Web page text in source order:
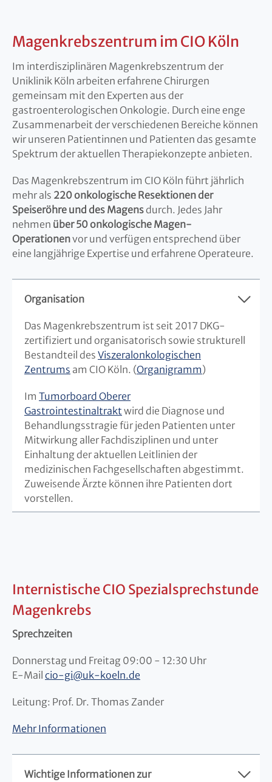
Magenkrebszentrum im CIO Köln
Im interdisziplinären Magenkrebszentrum der
Uniklinik Köln arbeiten erfahrene Chirurgen
gemeinsam mit den Experten aus der
gastroenterologischen Onkologie. Durch eine enge
Zusammenarbeit der verschiedenen Bereiche können
wir unseren Patientinnen und Patienten das gesamte
Spektrum der aktuellen Therapiekonzepte anbieten.
Das Magenkrebszentrum im CIO Köln führt jährlich
mehr als 220 onkologische Resektionen der
Speiseröhre und des Magensdurch. Jedes Jahr
nehmen über 50 onkologische Magen-
Operationenvor und verfügen entsprechend über
eine langjährige Expertise und erfahrene Operateure.
Organisation
Das Magenkrebszentrum ist seit 2017 DKG-
zertifiziert und organisatorisch sowie strukturell
Bestandteil des Viszeralonkologischen
Zentrums am CIO Köln. (Organigramm)
Im Tumorboard Oberer
Gastrointestinaltrakt wird die Diagnose und
Behandlungsstragie für jeden Patienten unter
Mitwirkung aller Fachdisziplinen und unter
Einhaltung der aktuellen Leitlinien der
medizinischen Fachgesellschaften abgestimmt.
Zuweisende Ärzte können ihre Patienten dort
vorstellen.
Internistische CIO Spezialsprechstunde
Magenkrebs
Sprechzeiten
Donnerstag und Freitag 09:00 - 12:30 Uhr
E-Mail cio-gi@uk-koeln.de
Leitung: Prof. Dr. Thomas Zander
Mehr Informationen
Wichtige Informationen zur